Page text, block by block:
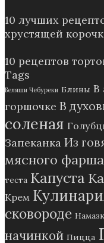
10 лучших
хрустящей
10 рецептов
Tags
Беляши Чебуреки Блины В
горшочке В
соленая
Запеканка Из
мясного фарша
теста Капуста
Крем
сковороде
начинкой Пицца